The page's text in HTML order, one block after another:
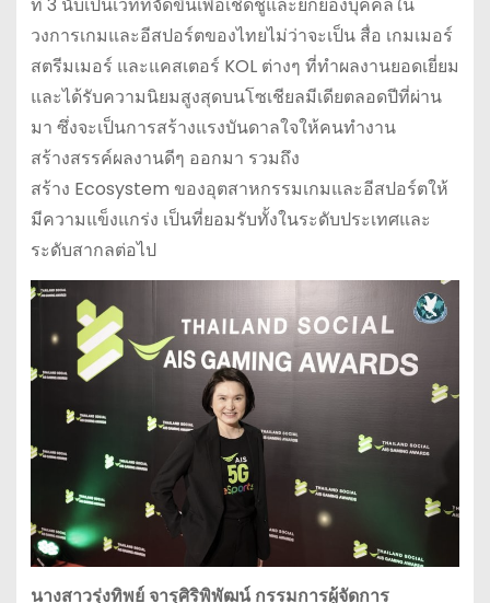
ที่ 3 นับเป็นเวทีที่จัดขึ้นเพื่อเชิดชูและยกย่องบุคคลใน
วงการเกมและอีสปอร์ตของไทยไม่ว่าจะเป็น สื่อ เกมเมอร์
สตรีมเมอร์ และแคสเตอร์ KOL ต่างๆ ที่ทำผลงานยอดเยี่ยม
และได้รับความนิยมสูงสุดบนโซเชียลมีเดียตลอดปีที่ผ่าน
มา ซึ่งจะเป็นการสร้างแรงบันดาลใจให้คนทำงาน
สร้างสรรค์ผลงานดีๆ ออกมา รวมถึง
สร้าง Ecosystem ของอุตสาหกรรมเกมและอีสปอร์ตให้
มีความแข็งแกร่ง เป็นที่ยอมรับทั้งในระดับประเทศและ
ระดับสากลต่อไป
นางสาวรุ่งทิพย์ จารุศิริพิพัฒน์ กรรมการผู้จัดการ